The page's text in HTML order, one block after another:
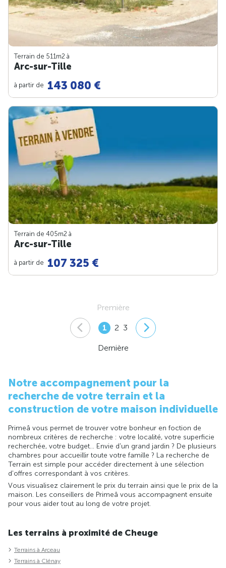
Terrain de 511m2 à
Arc-sur-Tille
à partir de 143 080 €
Terrain de 405m2 à
Arc-sur-Tille
à partir de 107 325 €
Première
1 2 3
Dernière
Notre accompagnement pour la
recherche de votre terrain et la
construction de votre maison individuelle
Primeâ vous permet de trouver votre bonheur en foction de
nombreux critères de recherche : votre localité, votre superficie
recherchée, votre budget... Envie d'un grand jardin ? De plusieurs
chambres pour accueillir toute votre famille ? La recherche de
Terrain est simple pour accéder directement à une sélection
d'offres correspondant à vos critères.
Vous visualisez clairement le prix du terrain ainsi que le prix de la
maison. Les conseillers de Primeâ vous accompagnent ensuite
pour vous aider tout au long de votre projet.
Les terrains à proximité de Cheuge
Terrains à Arceau
Terrains à Clénay